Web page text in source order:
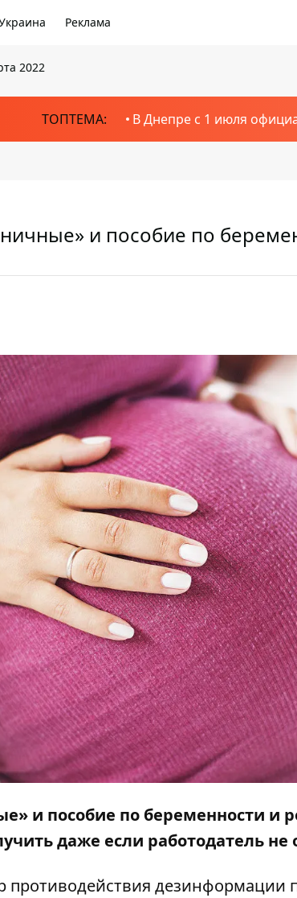
Реклама
2022
ТОПТЕМА: В Днепре с 1 июля
и пособие по
и пособие по беременности и
даже если работодатель не
дезинформации